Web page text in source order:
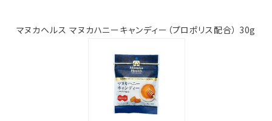
マヌカヘルス マヌカハニーキャンディー（プロポリス配合） 30g